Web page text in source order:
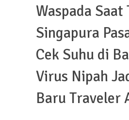
Waspada Saat
Singapura
Cek Suhu di
Virus Nipah
Baru Traveler